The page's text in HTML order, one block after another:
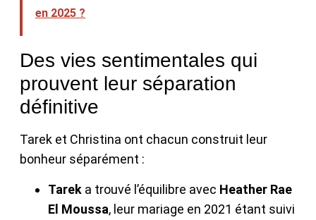
en 2025 ?
Des vies sentimentales qui
prouvent leur séparation
définitive
Tarek et Christina ont chacun construit leur
bonheur séparément :
Tarek a trouvé l’équilibre avec Heather Rae
El Moussa, leur mariage en 2021 étant suivi